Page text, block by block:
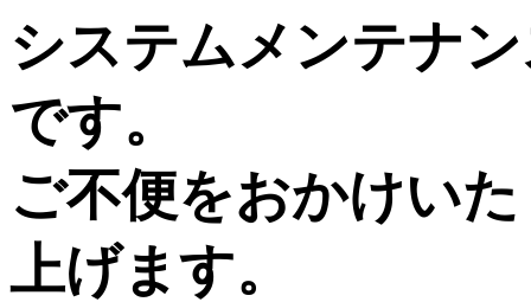
システムメンテナ
です。
ご不便をおかけい
上げます。